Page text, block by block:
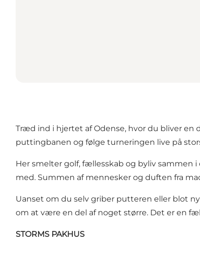
Træd ind i hjertet af Odense, hvor du bliver en
puttingbanen og følge turneringen live på
Her smelter golf, fællesskab og byliv sammen
med. Summen af mennesker og duften fra
Uanset om du selv griber putteren eller blot
om at være en del af noget større. Det er en
STORMS PAKHUS